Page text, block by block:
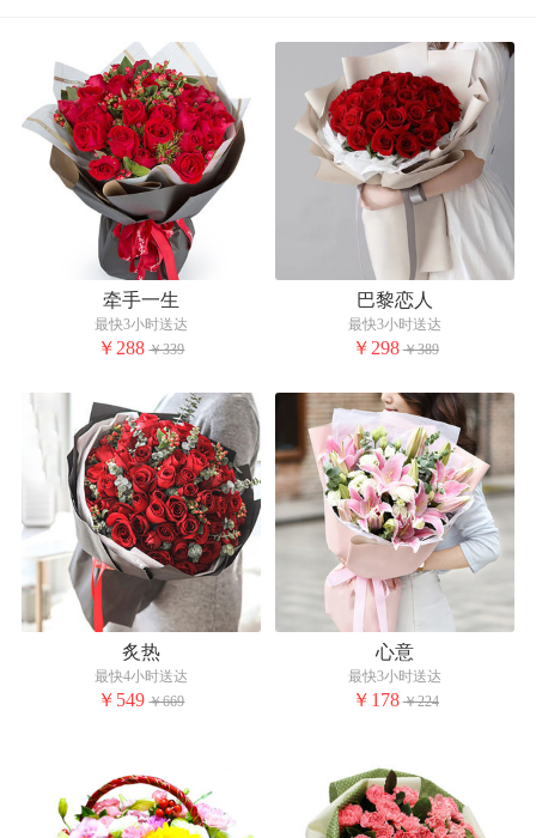
牵手一生
最快3小时送达
￥288 ￥339
巴黎恋人
最快3小时送达
￥298 ￥389
炙热
最快4小时送达
￥549 ￥669
心意
最快3小时送达
￥178 ￥224